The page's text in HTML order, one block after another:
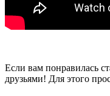
Если вам понравилась
друзьями! Для этого